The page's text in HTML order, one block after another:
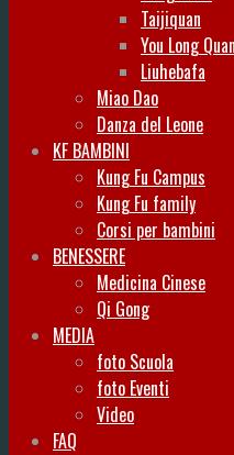
Taijiquan
You Long Quan
Liuhebafa
Miao Dao
Danza del Leone
KF BAMBINI
Kung Fu Campus
Kung Fu family
Corsi per bambini
BENESSERE
Medicina Cinese
Qi Gong
MEDIA
foto Scuola
foto Eventi
Video
FAQ